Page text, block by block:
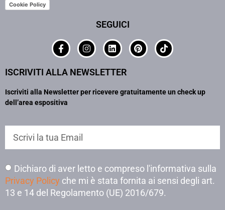
Cookie Policy
SEGUICI
ISCRIVITI ALLA NEWSLETTER
Iscriviti alla Newsletter per ricevere gratuitamente un check up
dell’area espositiva
Dichiaro di aver letto e compreso l'informativa sulla
Privacy Policy che mi è stata fornita ai sensi degli art.
13 e 14 del Regolamento (UE) 2016/679.